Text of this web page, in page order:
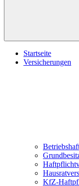
Startseite
Versicherungen
KfZ-